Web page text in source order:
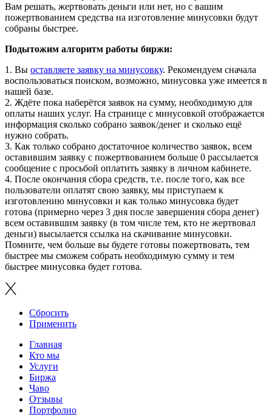
Вам решать, жертвовать деньги или нет, но с вашим
пожертвованием средства на изготовление минусовки будут
собраны быстрее.
Подытожим алгоритм работы биржи:
1. Вы оставляете заявку на минусовку. Рекомендуем сначала
воспользоваться поиском, возможно, минусовка уже имеется в
нашей базе.
2. Ждёте пока наберётся заявок на сумму, необходимую для
оплаты наших услуг. На странице с минусовкой отображается
информация сколько собрано заявок/денег и сколько ещё
нужно собрать.
3. Как только собрано достаточное количество заявок, всем
оставившим заявку с пожертвованием больше 0 рассылается
сообщение с просьбой оплатить заявку в личном кабинете.
4. После окончания сбора средств, т.е. после того, как все
пользователи оплатят свою заявку, мы приступаем к
изготовлению минусовки и как только минусовка будет
готова (примерно через 3 дня после завершения сбора денег)
всем оставившим заявку (в том числе тем, кто не жертвовал
деньги) высылается ссылка на скачивание минусовки.
Помните, чем больше вы будете готовы пожертвовать, тем
быстрее мы сможем собрать необходимую сумму и тем
быстрее минусовка будет готова.
Сбросить
Применить
Главная
Кто мы
Услуги
Биржа
Чаво
Отзывы
Портфолио